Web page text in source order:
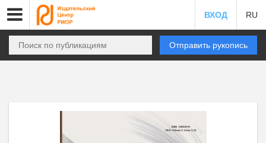
ВХОД RU
Отправить рукопись